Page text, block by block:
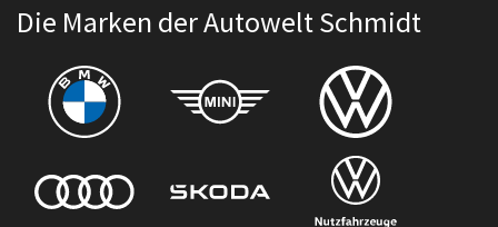
Die Marken der Autowelt Schmidt